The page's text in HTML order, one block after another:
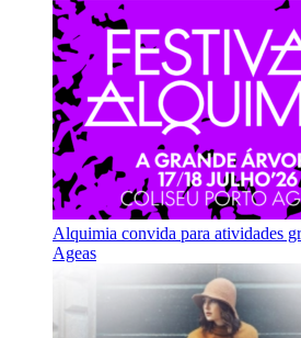
Alquimia convida para atividades
Ageas